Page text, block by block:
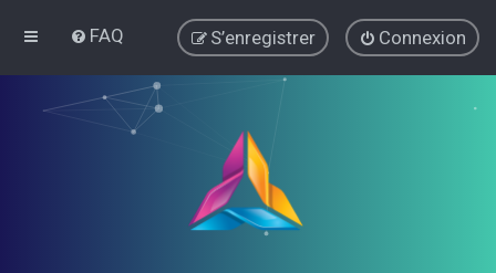
FAQ Connexion
S’enregistrer